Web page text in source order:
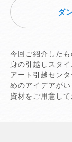
ダ
今回ご紹介した
身の引越しスタ
アート引越セン
めのアイデアが
資材をご用意して